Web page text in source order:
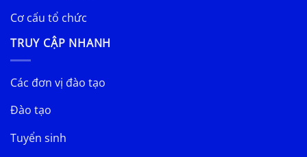
Cơ cấu tổ chức
TRUY CẬP NHANH
Các đơn vị đào tạo
Đào tạo
Tuyển sinh